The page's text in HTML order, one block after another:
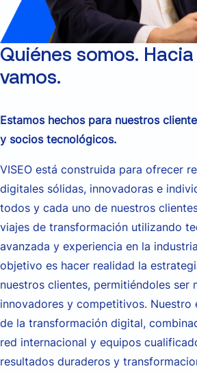
Quiénes somos.
vamos.
Estamos hechos para nuestros
y socios tecnológicos.
VISEO está construida para ofrecer
digitales sólidas, innovadoras e
todos y cada uno de nuestros
viajes de transformación utilizando
avanzada y experiencia en la
objetivo es hacer realidad la
nuestros clientes, permitiéndoles ser
innovadores y competitivos. Nuestro
de la transformación digital,
red internacional y equipos
resultados duraderos y